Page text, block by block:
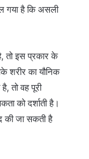
गया है कि असली
तो इस प्रकार के
शरीर का यौनिक
तो वह पूरी
को दर्शाती है।
की जा सकती है